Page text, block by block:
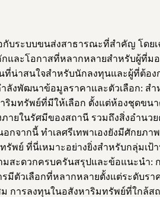
ระบบขนส่งสาธารณะที่สำคัญ โดยเ
และโอกาสที่หลากหลายสำหรับผู้ที่
น่าสนใจสำหรับนักลงทุนและผู้ที่ต้อ
พัฒนาข้อมูลราคาและตัวเลือก: สำ
มทรัพย์ที่มีให้เลือก ตั้งแต่ห้องชุดขน
ยในรัศมีของสถานี รวมถึงสิ่งอำน
จากนี้ ทำเลศรีเทพาเองยังมีศักยภ
ย์ ที่นี่เหมาะอย่างยิ่งสำหรับกลุ่มเป้
สะดวกครบครันสรุปและข้อแนะนำ:
วเลือกที่หลากหลายตั้งแต่ระดับรา
การลงทุนในอสังหาริมทรัพย์ที่ใกล้ส